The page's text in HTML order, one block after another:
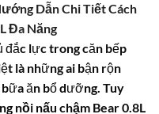
Dẫn Chi Tiết Cách
Đa Năng
đắc lực trong căn bếp
là những ai bận rộn
ăn bổ dưỡng. Tuy
nồi nấu chậm Bear 0.8L